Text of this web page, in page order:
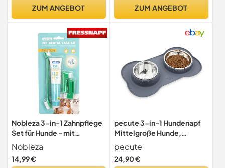
Getränkehalter,
Kuscheldecke, Jogger
Buggy für Haustiere
ZUM ANGEBOT ZUM ANGEBOT
Nobleza 3-in-1 Zahnpflege
Set für Hunde - mit
Zahnbürste & 70g
Zahnpasta, Farbe:Grün,
Größe:OneSize
Nobleza
14,99 €
pecute 3-in-1 Hundenapf
Mittelgroße Hunde,
Futternapf Hund
Katzennapf
pecute
24,90 €